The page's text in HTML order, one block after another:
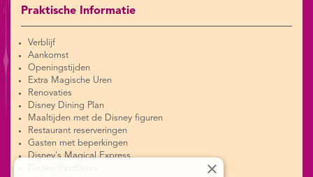
Praktische Informatie
Verblijf
Aankomst
Openingstijden
Extra Magische Uren
Renovaties
Disney Dining Plan
Maaltijden met de Disney figuren
Restaurant reserveringen
Gasten met beperkingen
Disney's Magical Express
×